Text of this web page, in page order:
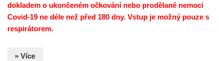
dokladem o ukončeném očkování nebo prodělané nemoci
Covid-19 ne déle než před 180 dny. Vstup je možný pouze s
respirátorem.
» Více